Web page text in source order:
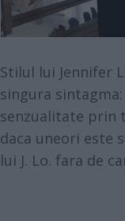
Stilul lui Jennifer
singura
senzualitate prin
daca uneori este
lui J. Lo. fara de